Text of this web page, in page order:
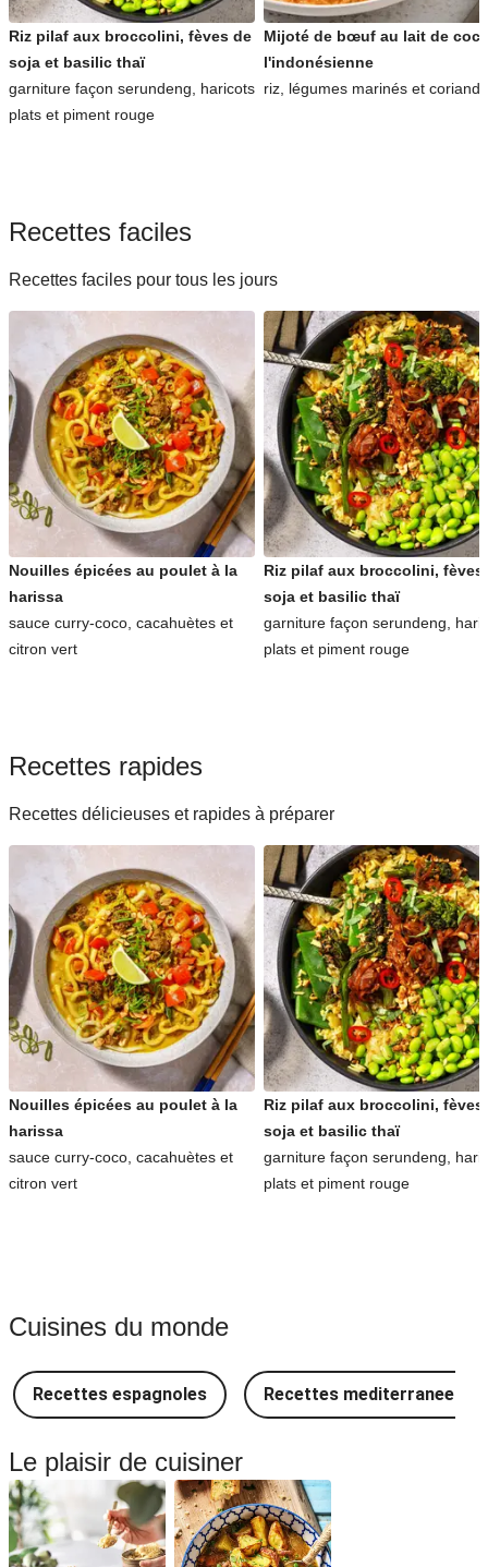
Riz pilaf aux broccolini, fèves de
soja et basilic thaï
garniture façon serundeng, haricots
plats et piment rouge
Mijoté de bœuf au lait de
l'indonésienne
riz, légumes marinés et
Recettes faciles
Recettes faciles pour tous les jours
Nouilles épicées au poulet à la
harissa
sauce curry-coco, cacahuètes et
citron vert
Riz pilaf aux broccolini, fèves
soja et basilic thaï
garniture façon serundeng,
plats et piment rouge
Recettes rapides
Recettes délicieuses et rapides à préparer
Nouilles épicées au poulet à la
harissa
sauce curry-coco, cacahuètes et
citron vert
Riz pilaf aux broccolini, fèves
soja et basilic thaï
garniture façon serundeng,
plats et piment rouge
Cuisines du monde
Recettes espagnoles Recettes
Le plaisir de cuisiner